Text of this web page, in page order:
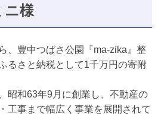
ニ様
、豊中つばさ公園『ma-zika』整
るさと納税として1千万円の寄附
昭和63年9月に創業し、不動産の
工事まで幅広く事業を展開されて